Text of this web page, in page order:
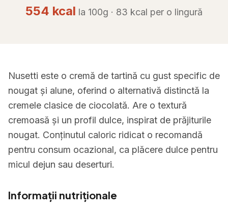
554 kcal la 100g · 83 kcal per o lingură
Nusetti este o cremă de tartină cu gust specific de
nougat și alune, oferind o alternativă distinctă la
cremele clasice de ciocolată. Are o textură
cremoasă și un profil dulce, inspirat de prăjiturile
nougat. Conținutul caloric ridicat o recomandă
pentru consum ocazional, ca plăcere dulce pentru
micul dejun sau deserturi.
Informații nutriționale